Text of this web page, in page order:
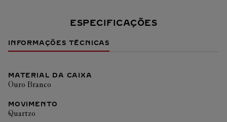
ESPECIFICAÇÕES
INFORMAÇÕES TÉCNICAS
MATERIAL DA CAIXA
Ouro Branco
MOVIMENTO
Quartzo